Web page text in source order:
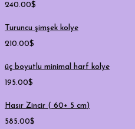
240.00$
Turuncu şimşek kolye
210.00$
üç boyutlu minimal harf kolye
195.00$
Hasır Zincir ( 60+ 5 cm)
585.00$